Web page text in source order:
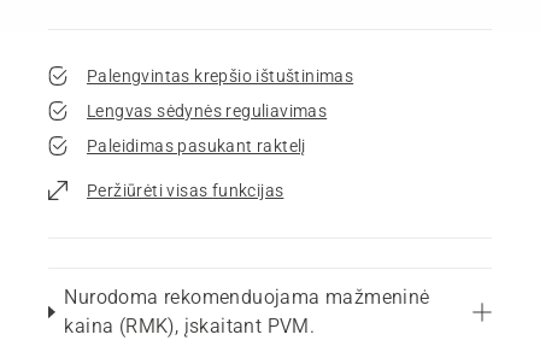
Palengvintas krepšio ištuštinimas
Lengvas sėdynės reguliavimas
Paleidimas pasukant raktelį
Peržiūrėti visas funkcijas
Nurodoma rekomenduojama mažmeninė
kaina (RMK), įskaitant PVM.